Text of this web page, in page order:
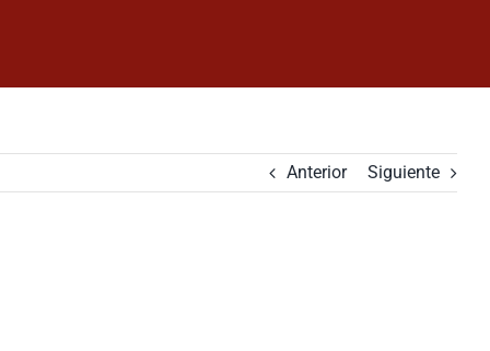
Anterior Siguiente